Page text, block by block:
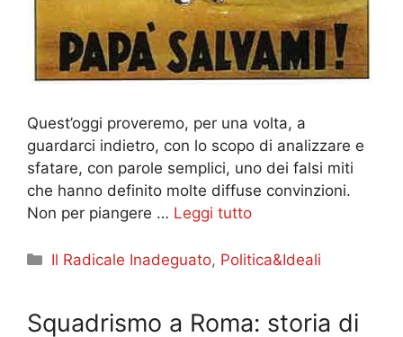
Quest’oggi proveremo, per una volta, a
guardarci indietro, con lo scopo di analizzare e
sfatare, con parole semplici, uno dei falsi miti
che hanno definito molte diffuse convinzioni.
Non per piangere … Leggi tutto
Categorie
Il Radicale Inadeguato, Politica&Ideali
Squadrismo a Roma: storia di